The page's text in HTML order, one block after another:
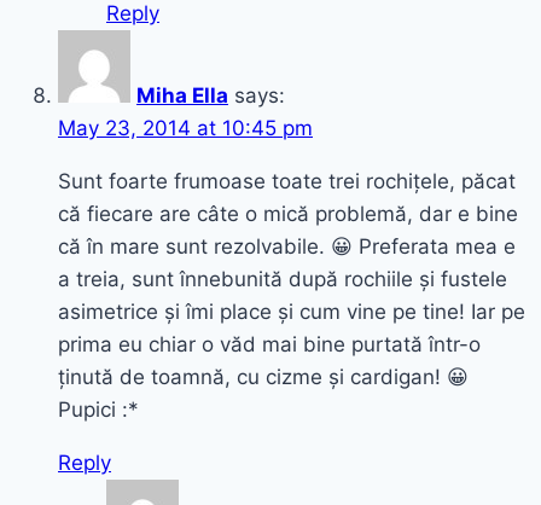
Reply
Miha Ella says:
May 23, 2014 at 10:45 pm
Sunt foarte frumoase toate trei rochițele, păcat
că fiecare are câte o mică problemă, dar e bine
că în mare sunt rezolvabile. 😀 Preferata mea e
a treia, sunt înnebunită după rochiile și fustele
asimetrice și îmi place și cum vine pe tine! Iar pe
prima eu chiar o văd mai bine purtată într-o
ținută de toamnă, cu cizme și cardigan! 😀
Pupici :*
Reply